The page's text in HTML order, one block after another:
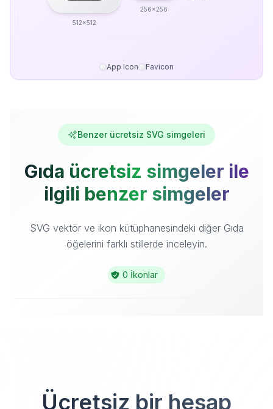
512x512
256x256
App Icon Favicon
Benzer ücretsiz SVG simgeleri
Gıda ücretsiz simgeler ile
ilgili benzer simgeler
SVG vektör ve ikon kütüphanesindeki diğer Gıda
öğelerini farklı stillerde inceleyin.
0 İkonlar
Ücretsiz bir hesap